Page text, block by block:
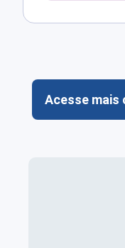
Acesse mais